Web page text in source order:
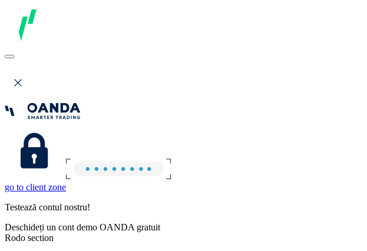
go to client zone
Testează contul nostru!
Deschideți un cont demo OANDA gratuit
Rodo section